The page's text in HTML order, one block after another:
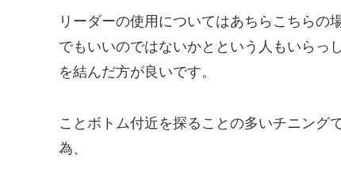
リーダーの使用についてはあちらこちらの
でもいいのではないかとという人もいらっ
を結んだ方が良いです。
ことボトム付近を探ることの多いチニング
為、